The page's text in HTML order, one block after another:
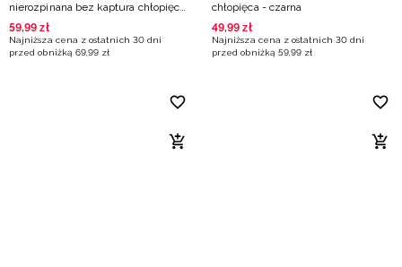
nierozpinana bez kaptura chłopięca
- oliwkowa
59,99 zł
Najniższa cena z ostatnich 30 dni
przed obniżką 69,99 zł
chłopięca - czarna
49,99 zł
Najniższa cena z ostatnich 30 dni
przed obniżką 59,99 zł